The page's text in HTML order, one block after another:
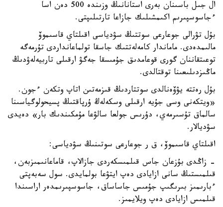
ال جىل باسىنان بەرى استانانىڭ وزىندە 500 دەن اسا
ءجاسوسپىرىم اكىمشىلىك جازاعا تارتىلىپتى.
بۇل تۋرالى جوعارعى سوتتىڭ سۋدياسى اقىلتاي قاسىموۆ
مالىمدەدى. ماماندار كامەلەتتىك جاسقا تولماعانداردى تۇرمەگە
توعىتقاننان گورى قوعامدىق جۇمىسقا جەگۋ ارقىلى تاربيەلەۋدىڭ
ماڭىزدىلىعىنا توقتالدى.
بۇل رەتتە يۋۆەنالدى سوتتاردىڭ قىزمەتىن اتاپ وتكەن ءجون.
«ويتكەنى وسى جۇيە ارقىلى وسكەلەڭ ۇرپاقتىڭ پسيحولوگياسىنا
سالماق تۇسىرمەي، دۇرىس جولعا سالۋعا مۇمكىندىك بار» دەيدى
سۋديالار.
اقىلتاي قاسىموۆ، ق ر جوعارعى سوتىنىڭ سۋدياسى:
- زاڭدى بۇزعان جاس قىلمىسكەردى جازالاپ، قاماعانىمىزبەن،
قىلمىستىڭ سانى ازايادى دەپ ايتۋعا بولمايدى. سول سەبەپتى
ءبارىمىز بىرىگىپ جۇمىس جاساساق، جاسوسپىرىمدەر اراسىندا
قىلمىس ازايادى دەپ ويلايمىز.